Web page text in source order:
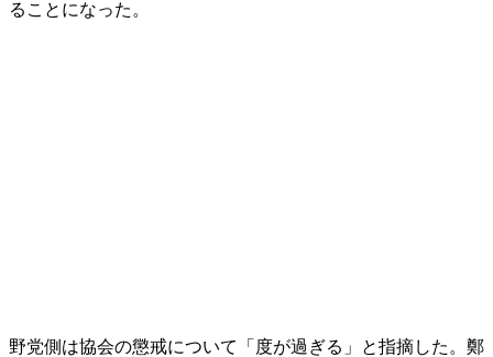
ることになった。
野党側は協会の懲戒について「度が過ぎる」と指摘した。鄭